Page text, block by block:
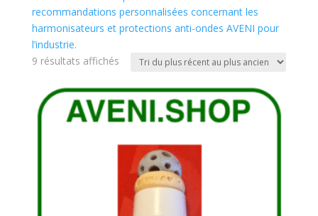
recommandations personnalisées concernant les
harmonisateurs et protections anti-ondes AVENI pour
l’industrie.
9 résultats affichésTrié
plus
récent
au
plus
ancien